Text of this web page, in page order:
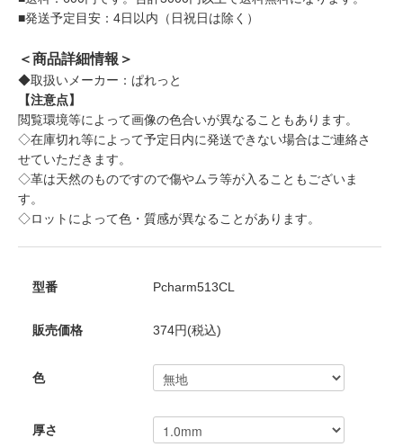
■発送予定目安：4日以内（日祝日は除く）
＜商品詳細情報＞
◆取扱いメーカー：ぱれっと
【注意点】
閲覧環境等によって画像の色合いが異なることもあります。
◇在庫切れ等によって予定日内に発送できない場合はご連絡さ
せていただきます。
◇革は天然のものですので傷やムラ等が入ることもございま
す。
◇ロットによって色・質感が異なることがあります。
型番 Pcharm513CL
販売価格 374円(税込)
色
厚さ